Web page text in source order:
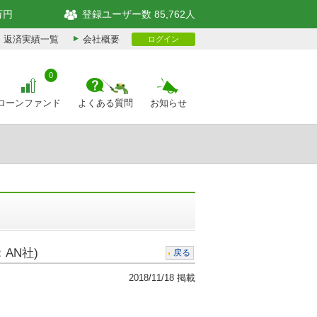
円 登録ユーザー数 85,762人
返済実績一覧 会社概要 ログイン
ーンファンド
0
よくある質問 お知らせ
AN社) 戻る
2018/11/18 掲載